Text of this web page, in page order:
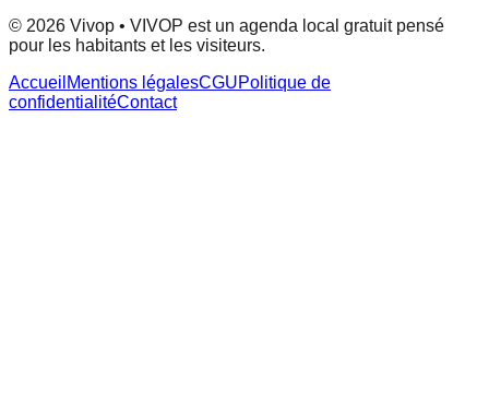
© 2026 Vivop • VIVOP est un agenda local gratuit pensé
pour les habitants et les visiteurs.
Accueil Mentions légalesCGUPolitique de
confidentialitéContact